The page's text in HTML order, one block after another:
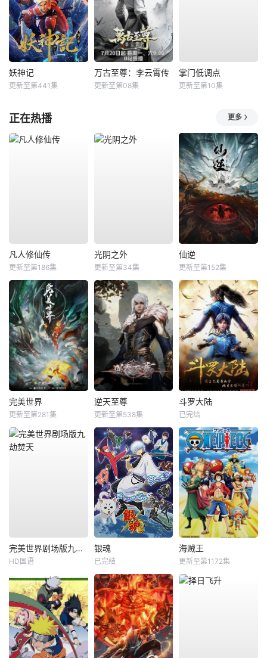
妖神记
更新至第441集
万古至尊：李云霄传
更新至第08集
掌门低调点
更新至第10集
正在热播 更多
凡人修仙传
更新至第186集
光阴之外
更新至第34集
仙逆
更新至第152集
完美世界
更新至第281集
逆天至尊
更新至第538集
斗罗大陆
已完结
完美世界剧场版九劫焚天
HD国语
银魂
已完结
海贼王
更新至第1172集